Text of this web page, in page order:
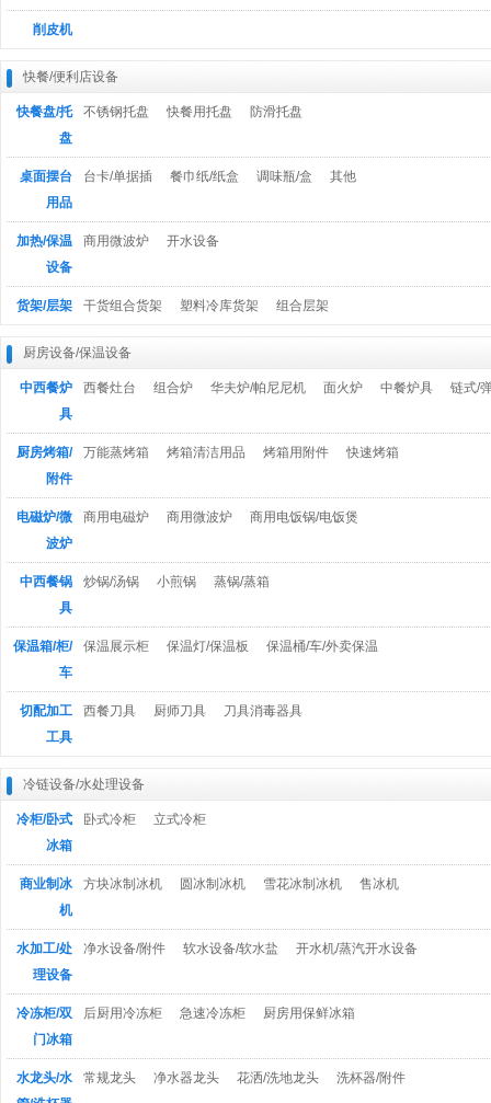
削皮机
快餐/便利店设备
快餐盘/托
盘
不锈钢托盘 快餐用托盘 防滑托盘
桌面摆台
用品
台卡/单据插 餐巾纸/纸盒 调味瓶/盒 其他
加热/保温
设备
商用微波炉 开水设备
货架/层架 干货组合货架 塑料冷库货架 组合层架
厨房设备/保温设备
中西餐炉
具
西餐灶台 组合炉 华夫炉/帕尼尼机 面火炉 中餐炉具 链式/
厨房烤箱/
附件
万能蒸烤箱 烤箱清洁用品 烤箱用附件 快速烤箱
电磁炉/微
波炉
商用电磁炉 商用微波炉 商用电饭锅/电饭煲
中西餐锅
具
炒锅/汤锅 小煎锅 蒸锅/蒸箱
保温箱/柜/
车
保温展示柜 保温灯/保温板 保温桶/车/外卖保温
切配加工
工具
西餐刀具 厨师刀具 刀具消毒器具
冷链设备/水处理设备
冷柜/卧式
冰箱
卧式冷柜 立式冷柜
商业制冰
机
方块冰制冰机 圆冰制冰机 雪花冰制冰机 售冰机
水加工/处
理设备
净水设备/附件 软水设备/软水盐 开水机/蒸汽开水设备
冷冻柜/双
门冰箱
后厨用冷冻柜 急速冷冻柜 厨房用保鲜冰箱
水龙头/水
常规龙头 净水器龙头 花洒/洗地龙头 洗杯器/附件